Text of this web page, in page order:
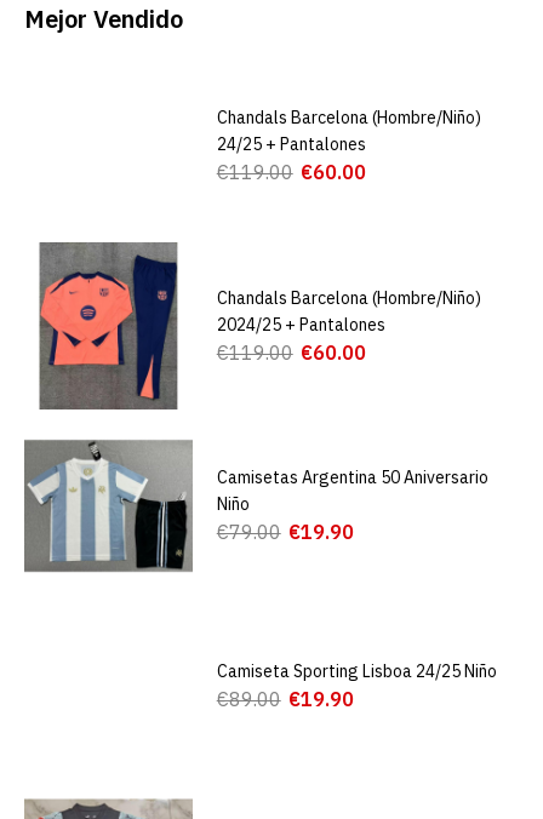
Mejor Vendido
Chandals Barcelona (Hombre/Niño)
24/25 + Pantalones
€119.00 €60.00
Chandals Barcelona (Hombre/Niño)
2024/25 + Pantalones
€119.00 €60.00
Camisetas Argentina 50 Aniversario
Niño
€79.00 €19.90
Camiseta Sporting Lisboa 24/25 Niño
€89.00 €19.90